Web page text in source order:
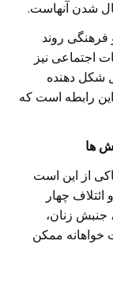
شدن آنهاست.
فرهنگی روند
اجتماعی نیز
شکل دهنده
این رابطه است که
ها
از این است
چهار
زنان،
ممکن